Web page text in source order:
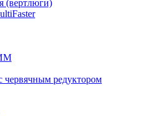
(вертлюги)
редуктором